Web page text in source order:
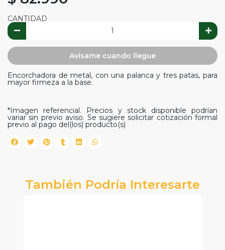
CANTIDAD
Avísame cuando llegue
Encorchadora de metal, con una palanca y tres patas, para
mayor firmeza a la base.
*Imagen referencial. Precios y stock disponible podrían
variar sin previo aviso. Se sugiere solicitar cotización formal
previo al pago del(los) producto(s)
También Podría Interesarte